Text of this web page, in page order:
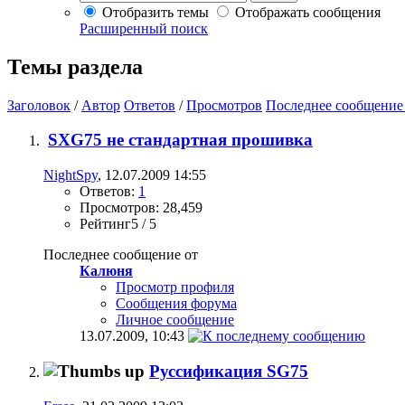
Отобразить темы
Отображать сообщения
Расширенный поиск
Темы раздела
Заголовок / Автор Ответов /Просмотров Последнее сообщение
SXG75 не стандартная прошивка
NightSpy, 12.07.2009 14:55
Ответов: 1
Просмотров: 28,459
Рейтинг5 / 5
Последнее сообщение от
Калюня
Просмотр профиля
Сообщения форума
Личное сообщение
13.07.2009, 10:43
Руссификация SG75